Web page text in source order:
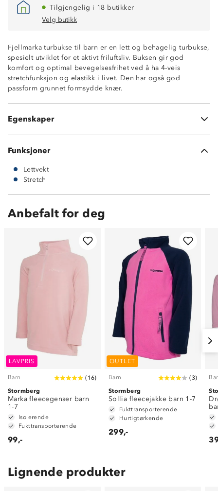
Tilgjengelig i 18 butikker
Velg butikk
Fjellmarka turbukse til barn er en lett og behagelig turbukse,
spesielt utviklet for et aktivt friluftsliv. Buksen gir god
komfort og optimal bevegelsesfrihet ved å ha 4-veis
stretchfunksjon og elastikk i livet. Den har også god
passform grunnet formsydde knær.
Egenskaper
Formsydde knær
Ventilerende
Lettvekt
Beltehemper
Elastikk i livet
92% polyester / 8% elastan
Funksjoner
Lettvekt
Stretch
Anbefalt for deg
LAVPRIS
Barn ( 16)
Stormberg
Marka fleecegenser barn
1-7
Isolerende
Fukttransporterende
99,-
OUTLET
Barn (3)
Stormberg
Sollia fleecejakke barn 1-7
Fukttransporterende
Hurtigtørkende
299,-
Lignende produkter